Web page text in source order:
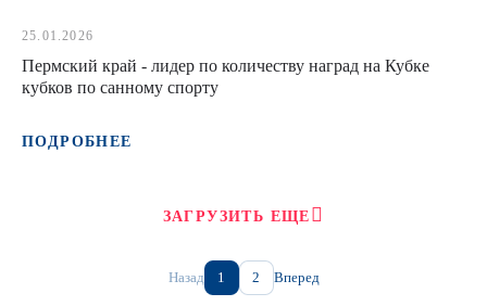
25.01.2026
Пермский край - лидер по количеству наград на Кубке
кубков по санному спорту
ПОДРОБНЕЕ
ЗАГРУЗИТЬ ЕЩЕ
Назад 1 2 Вперед